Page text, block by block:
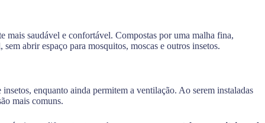
mais saudável e confortável. Compostas por uma malha fina,
abrir espaço para mosquitos, moscas e outros insetos.
enquanto ainda permitem a ventilação. Ao serem instaladas
mais comuns.